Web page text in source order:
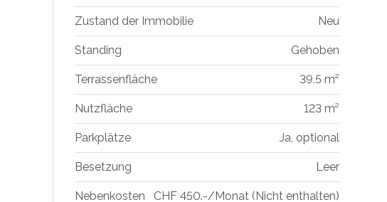
Zustand der Immobilie Neu
Standing Gehoben
Terrassenfläche 39.5 m²
Nutzfläche 123 m²
Parkplätze Ja, optional
Besetzung Leer
Nebenkosten CHF 450.-/Monat (Nicht enthalten)